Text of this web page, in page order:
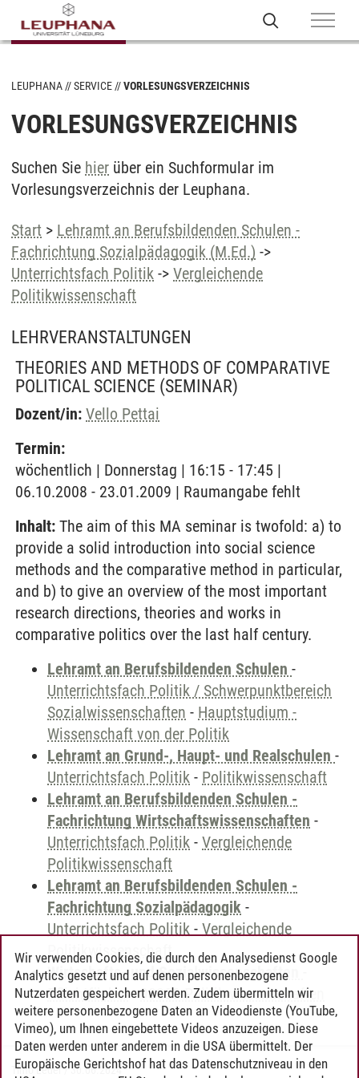
LEUPHANA SERVICE VORLESUNGSVERZEICHNIS
VORLESUNGSVERZEICHNIS
Suchen Sie hier über ein Suchformular im
Vorlesungsverzeichnis der Leuphana.
Start > Lehramt an Berufsbildenden Schulen -
Fachrichtung Sozialpädagogik (M.Ed.) ->
Unterrichtsfach Politik -> Vergleichende
Politikwissenschaft
LEHRVERANSTALTUNGEN
THEORIES AND METHODS OF COMPARATIVE
POLITICAL SCIENCE (SEMINAR)
Dozent/in: Vello Pettai
Termin:
wöchentlich | Donnerstag | 16:15 - 17:45 |
06.10.2008 - 23.01.2009 | Raumangabe fehlt
Inhalt: The aim of this MA seminar is twofold: a) to
provide a solid introduction into social science
methods and the comparative method in particular,
and b) to give an overview of the most important
research directions, theories and works in
comparative politics over the last half century.
Lehramt an Berufsbildenden Schulen -
Unterrichtsfach Politik / Schwerpunktbereich
Sozialwissenschaften - Hauptstudium -
Wissenschaft von der Politik
Lehramt an Grund-, Haupt- und Realschulen -
Unterrichtsfach Politik - Politikwissenschaft
Lehramt an Berufsbildenden Schulen -
Fachrichtung Wirtschaftswissenschaften -
Unterrichtsfach Politik - Vergleichende
Politikwissenschaft
Lehramt an Berufsbildenden Schulen -
Fachrichtung Sozialpädagogik -
Unterrichtsfach Politik - Vergleichende
Politikwissenschaft
Wirtschafts- und Sozialwissenschaften
Pflichtfächer-93000 Politikwissenschaften
Timo Leder/30.06.2024
Wir verwenden Cookies, die durch den Analysedienst Google
Analytics gesetzt und auf denen personenbezogene
Nutzerdaten gespeichert werden. Zudem übermitteln wir
weitere personenbezogene Daten an Videodienste (YouTube,
Vimeo), um Ihnen eingebettete Videos anzuzeigen. Diese
Daten werden unter anderem in die USA übermittelt. Der
Europäische Gerichtshof hat das Datenschutzniveau in den